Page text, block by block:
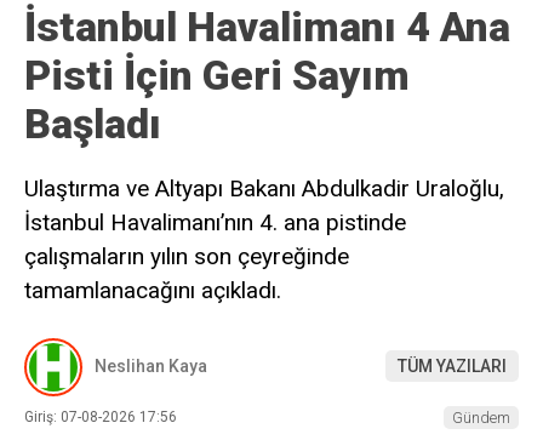
İstanbul Havalimanı 4 Ana
Pisti İçin Geri Sayım
Başladı
Ulaştırma ve Altyapı Bakanı Abdulkadir Uraloğlu,
İstanbul Havalimanı’nın 4. ana pistinde
çalışmaların yılın son çeyreğinde
tamamlanacağını açıkladı.
Neslihan Kaya TÜM YAZILARI
Giriş: 07-08-2026 17:56 Gündem